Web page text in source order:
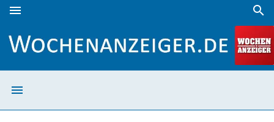
menu search
menu